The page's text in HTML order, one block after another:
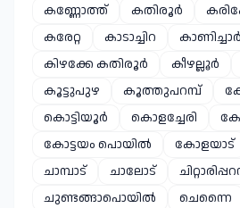
കണ്ണോത്ത്
കതിരൂർ
കരേറ്റ
കാടാച്ചിറ കാണിച്ചാർ
കിഴക്കേ കതിരൂർ
കീഴല്ലൂർ
കൂട്ടുപുഴ
കൂത്തുപറമ്പ്
കൊട്ടിയൂർ
കൊളച്ചേരി
കോട്ടയം പൊയിൽ
കോളയാട്
ചാമ്പാട്
ചാലോട്
ചുണ്ടങ്ങാപൊയിൽ
ചെന്നൈ